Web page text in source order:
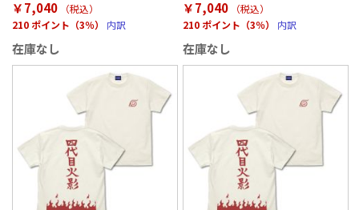
￥7,040
（税込）
210 ポイント（3％）
内訳
在庫なし
￥7,040
（税込）
210 ポイント（3％）
内訳
在庫なし